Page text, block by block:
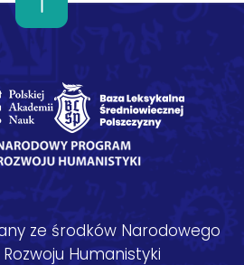
ze środków Narodowego
Humanistyki